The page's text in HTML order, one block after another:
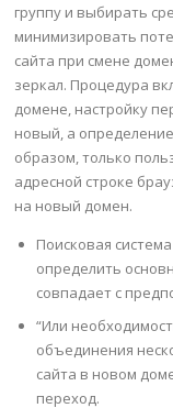
группу и выбирать
минимизировать
сайта при смене
зеркал. Процедура
домене, настройку
новый, а
образом, только
адресной строке
на новый домен.
Поисковая
определить
совпадает с
“Или
объединения
сайта в новом
переход.